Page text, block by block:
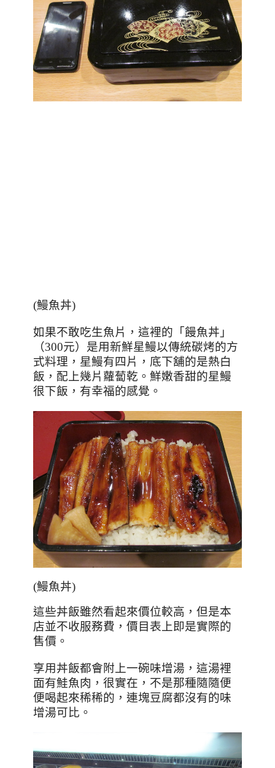
(鰻魚丼)
如果不敢吃生魚片，這裡的「饅魚丼」
（300元）是用新鮮星鰻以傳統碳烤的方
式料理，星鰻有四片， 底下舖的是熱白
飯，配上幾片蘿蔔乾。鮮嫩香甜的星鰻
很下飯，有幸福的感覺。
(鰻魚丼)
這些丼飯雖然看起來價位較高，但是本
店並不收服務費，價目表上即是實際的
售價。
享用丼飯都會附上一碗味增湯，這湯裡
面有鮭魚肉，很實在，不是那種隨隨便
便喝起來稀稀的，連塊豆腐都沒有的味
增湯可比。